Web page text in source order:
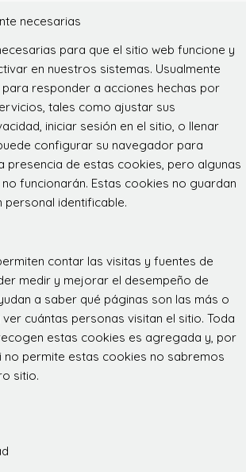
necesarias
para que el sitio web funcione y
en nuestros sistemas. Usualmente
responder a acciones hechas por
tales como ajustar sus
iniciar sesión en el sitio, o llenar
configurar su navegador para
presencia de estas cookies, pero algunas
funcionarán. Estas cookies no guardan
personal identificable.
contar las visitas y fuentes de
medir y mejorar el desempeño de
a saber qué páginas son las más o
cuántas personas visitan el sitio. Toda
estas cookies es agregada y, por
no permite estas cookies no sabremos
sitio.